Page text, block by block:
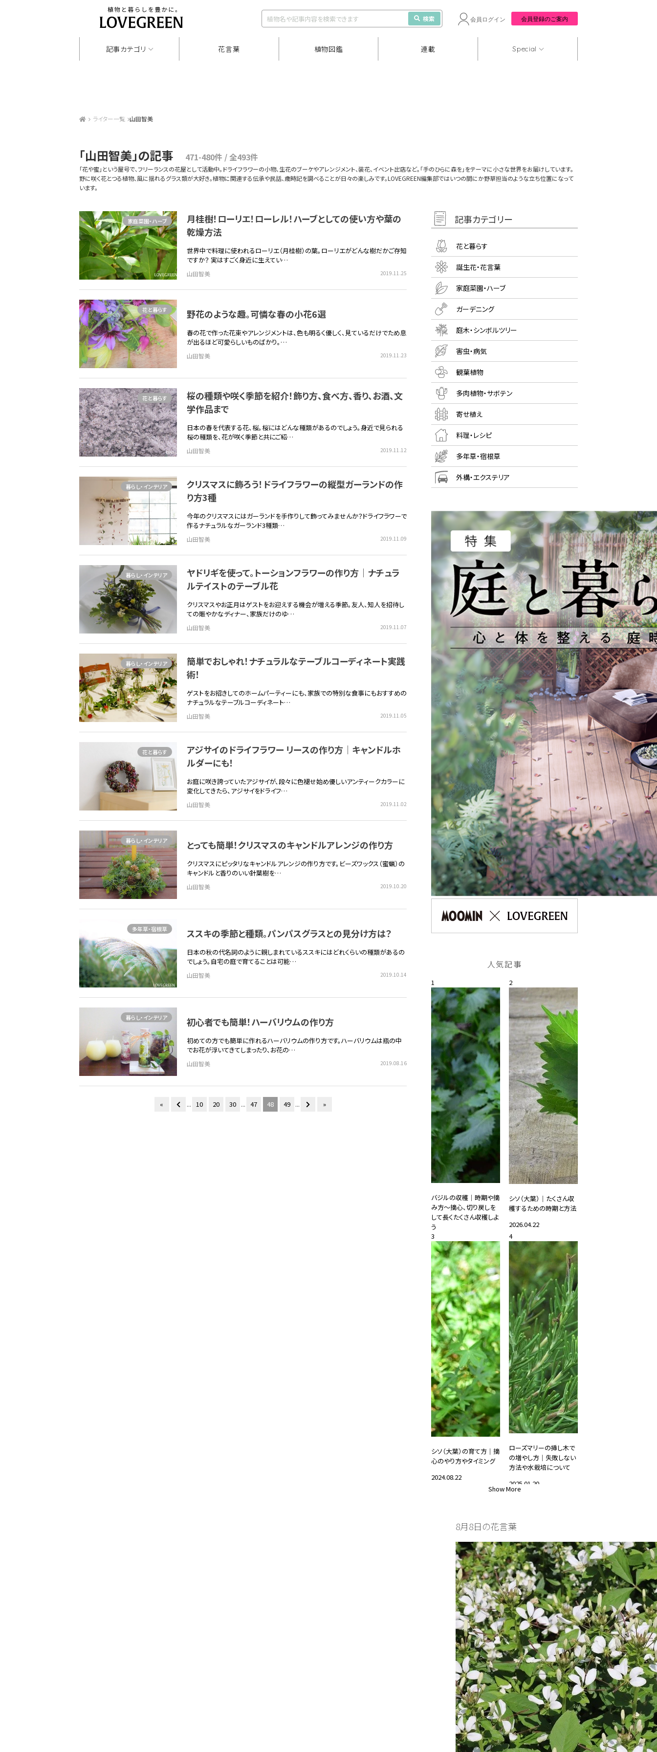
検索 会員ログイン 会員登録のご案内
記事カテゴリ 花言葉 植物図鑑 連載 Special
ライター一覧 山田智美
「山田智美」の記事 471-480件 / 全493件
「花や蜜」という屋号で、フリーランスの花屋として活動中。ドライフラワーの小物、生花のブーケやアレンジメント、装花、イベント出店など。「手のひらに森を」をテーマに小さな世界をお届けしています。
野に咲く花とつる植物、風に揺れるグラス類が大好き。植物に関連する伝承や民話、歳時記を調べることが日々の楽しみです。LOVEGREEN編集部ではいつの間にか野草担当のような立ち位置になって
います。
月桂樹！ローリエ！ローレル！ハーブとしての使い方や葉の
乾燥方法
世界中で料理に使われるローリエ（月桂樹）の葉。ローリエがどんな樹だかご存知
ですか？ 実はすごく身近に生えてい…
山田智美 2019.11.25
家庭菜園・ハーブ
野花のような趣。可憐な春の小花6選
春の花で作った花束やアレンジメントは、色も明るく優しく、見ているだけでため息
が出るほど可愛らしいものばかり。…
山田智美 2019.11.23
花と暮らす
桜の種類や咲く季節を紹介！飾り方、食べ方、香り、お酒、文
学作品まで
日本の春を代表する花、桜。桜にはどんな種類があるのでしょう。身近で見られる
桜の種類を、花が咲く季節と共にご紹…
山田智美 2019.11.12
花と暮らす
クリスマスに飾ろう！ドライフラワーの縦型ガーランドの作
り方3種
今年のクリスマスにはガーランドを手作りして飾ってみませんか？ドライフラワーで
作るナチュラルなガーランド3種類…
山田智美 2019.11.09
暮らし・インテリア
ヤドリギを使って。トーションフラワーの作り方｜ナチュラ
ルテイストのテーブル花
クリスマスやお正月はゲストをお迎えする機会が増える季節。友人、知人を招待し
ての賑やかなディナー、家族だけのゆ…
山田智美 2019.11.07
暮らし・インテリア
簡単でおしゃれ！ナチュラルなテーブルコーディネート実践
術！
ゲストをお招きしてのホームパーティーにも、家族での特別な食事にもおすすめの
ナチュラルなテーブルコーディネート…
山田智美 2019.11.05
暮らし・インテリア
アジサイのドライフラワー リースの作り方｜キャンドルホ
ルダーにも！
お庭に咲き誇っていたアジサイが、段々に色褪せ始め優しいアンティークカラーに
変化してきたら、アジサイをドライフ…
山田智美 2019.11.02
花と暮らす
とっても簡単！クリスマスのキャンドルアレンジの作り方
クリスマスにピッタリなキャンドルアレンジの作り方です。ビーズワックス（蜜蝋）の
キャンドルと香りのいい針葉樹を…
山田智美 2019.10.20
暮らし・インテリア
ススキの季節と種類。パンパスグラスとの見分け方は？
日本の秋の代名詞のように親しまれているススキにはどれくらいの種類があるの
でしょう。自宅の庭で育てることは可能…
山田智美 2019.10.14
多年草・宿根草
初心者でも簡単！ハーバリウムの作り方
初めての方でも簡単に作れるハーバリウムの作り方です。ハーバリウムは瓶の中
でお花が浮いてきてしまったり、お花の…
山田智美 2019.08.16
暮らし・インテリア
« ... 10 20 30 ... 47 48 49 ... »
記事カテゴリー
花と暮らす
誕生花・花言葉
家庭菜園・ハーブ
ガーデニング
庭木・シンボルツリー
害虫・病気
観葉植物
多肉植物・サボテン
寄せ植え
料理・レシピ
多年草・宿根草
外構・エクステリア
人気記事
1
バジルの収穫｜時期や摘
み方～摘心、切り戻しを
して長くたくさん収穫しよ
う
2025.06.20
#家庭菜園・ハーブ
2
シソ（大葉）｜たくさん収
穫するための時期と方法
2026.04.22
#家庭菜園・ハーブ
3
シソ（大葉）の育て方｜摘
心のやり方やタイミング
2024.08.22
4
ローズマリーの挿し木で
の増やし方｜失敗しない
方法や水栽培について
2025.01.20
Show More
8月8日の花言葉